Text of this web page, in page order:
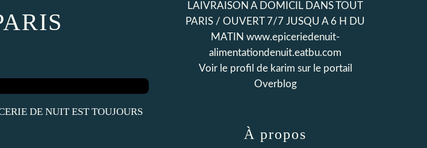
DE NUIT EST TOUJOURS
LAIVRAISON A DOMICIL DANS TOUT
PARIS / OUVERT 7/7 JUSQU A 6 H DU
MATIN www.epiceriedenuit-
alimentationdenuit.eatbu.com
Voir le profil de karim sur le portail
Overblog
À propos